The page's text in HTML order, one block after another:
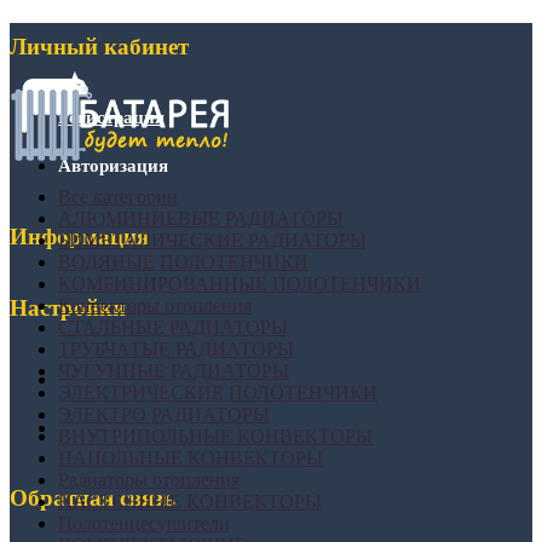
Личный кабинет
Регистрация
Авторизация
Информация
Настройки
Обратная связь
БИМЕТАЛИЧЕСКИЕ РАДИАТОРЫ
Конвекторы отопления
СТАЛЬНЫЕ РАДИАТОРЫ
НАСТЕННЫЕ КОНВЕКТОРЫ